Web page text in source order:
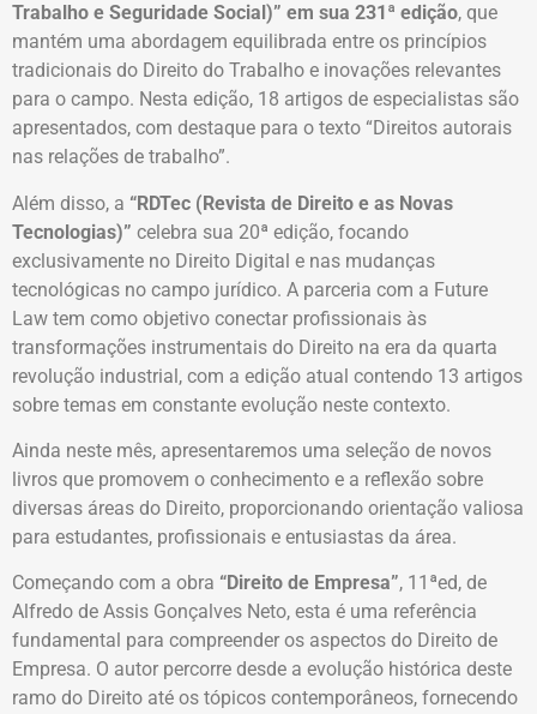
Trabalho e Seguridade Social)” em sua 231ª edição, que
mantém uma abordagem equilibrada entre os princípios
tradicionais do Direito do Trabalho e inovações relevantes
para o campo. Nesta edição, 18 artigos de especialistas são
apresentados, com destaque para o texto “Direitos autorais
nas relações de trabalho”.
Além disso, a “RDTec (Revista de Direito e as Novas
Tecnologias)” celebra sua 20ª edição, focando
exclusivamente no Direito Digital e nas mudanças
tecnológicas no campo jurídico. A parceria com a Future
Law tem como objetivo conectar profissionais às
transformações instrumentais do Direito na era da quarta
revolução industrial, com a edição atual contendo 13 artigos
sobre temas em constante evolução neste contexto.
Ainda neste mês, apresentaremos uma seleção de novos
livros que promovem o conhecimento e a reflexão sobre
diversas áreas do Direito, proporcionando orientação valiosa
para estudantes, profissionais e entusiastas da área.
Começando com a obra “Direito de Empresa”, 11ªed, de
Alfredo de Assis Gonçalves Neto, esta é uma referência
fundamental para compreender os aspectos do Direito de
Empresa. O autor percorre desde a evolução histórica deste
ramo do Direito até os tópicos contemporâneos, fornecendo